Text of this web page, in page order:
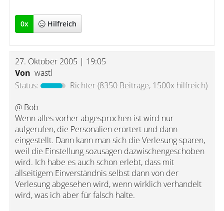
0x Hilfreich
27. Oktober 2005 | 19:05
Von wastl
Status:
Richter(8350 Beiträge, 1500x hilfreich)
@ Bob
Wenn alles vorher abgesprochen ist wird nur
aufgerufen, die Personalien erörtert und dann
eingestellt. Dann kann man sich die Verlesung sparen,
weil die Einstellung sozusagen dazwischengeschoben
wird. Ich habe es auch schon erlebt, dass mit
allseitigem Einverständnis selbst dann von der
Verlesung abgesehen wird, wenn wirklich verhandelt
wird, was ich aber für falsch halte.